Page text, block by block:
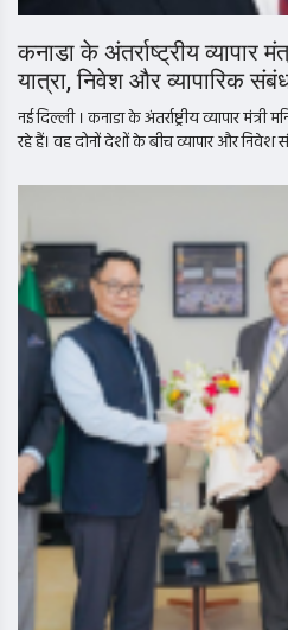
कनाडा के अंतर्राष्ट्रीय व्यापार
यात्रा, निवेश और व्यापारिक
नई दिल्ली । कनाडा के अंतर्राष्ट्रीय व्यापार मंत्री
रहे हैं। वह दोनों देशों के बीच व्यापार और